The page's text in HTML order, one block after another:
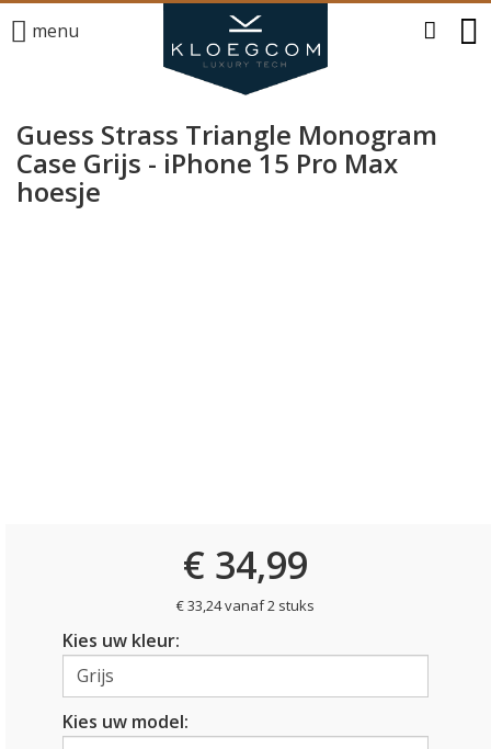
menu
Guess Strass Triangle Monogram
Case Grijs - iPhone 15 Pro Max
hoesje
€ 34,99
€ 33,24 vanaf 2 stuks
Kies uw kleur:
Kies uw model: